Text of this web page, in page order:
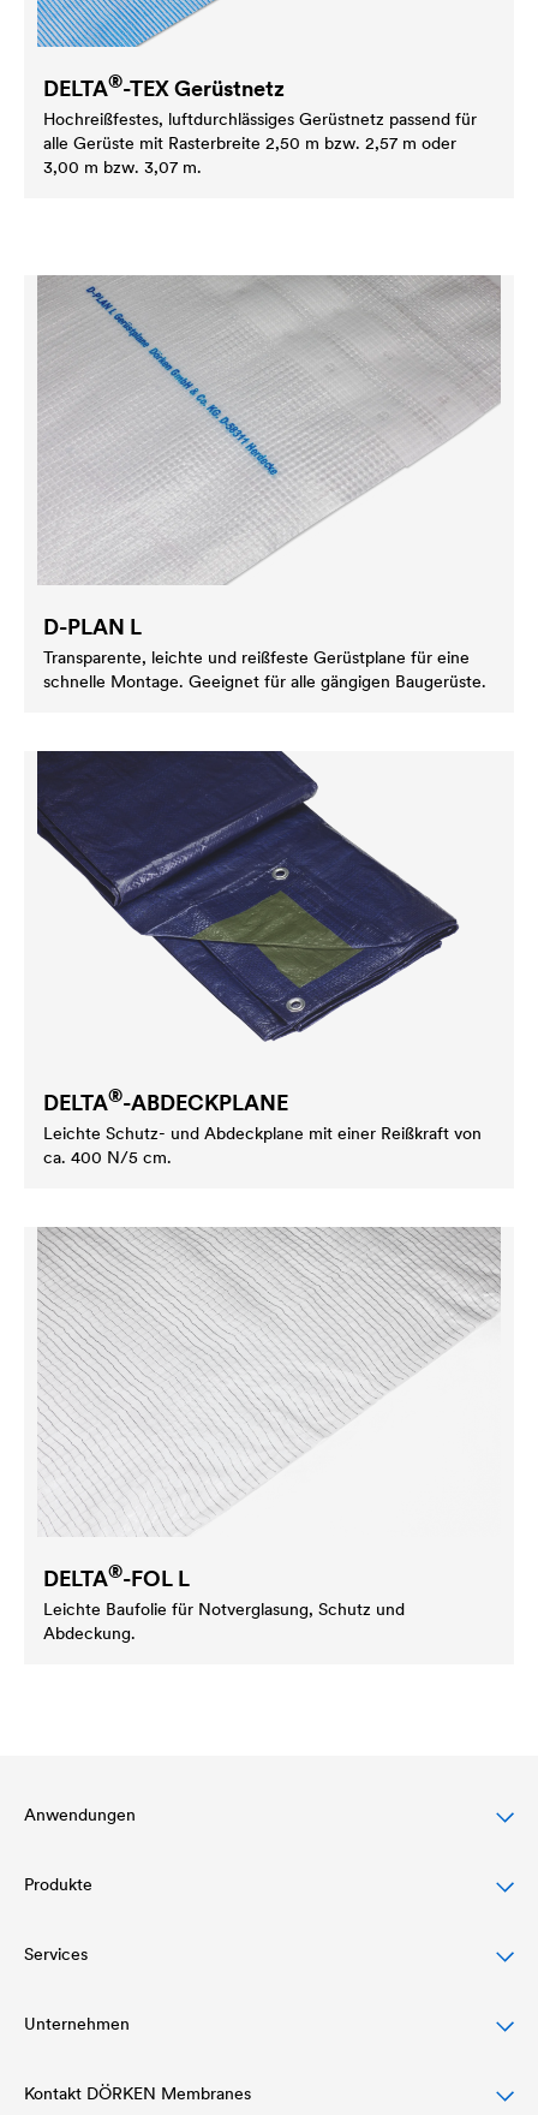
DELTA®-TEX Gerüstnetz
Hochreißfestes, luftdurchlässiges Gerüstnetz passend für
alle Gerüste mit Rasterbreite 2,50 m bzw. 2,57 m oder
3,00 m bzw. 3,07 m.
D-PLAN L
Transparente, leichte und reißfeste Gerüstplane für eine
schnelle Montage. Geeignet für alle gängigen Baugerüste.
DELTA®-ABDECKPLANE
Leichte Schutz- und Abdeckplane mit einer Reißkraft von
ca. 400 N/5 cm.
DELTA®-FOL L
Leichte Baufolie für Notverglasung, Schutz und
Abdeckung.
Anwendungen
Steildachschutz
Fassadenschutz & -gestaltung
Flachdachschutz & -drainage
Bauwerksabdichtung & Drainage
Produkte
Dachbahnen
Luft- und Dampfsperren
Klebeprogramm und Dachzubehör
Services
Download
Referenzen
Unternehmen
Struktur
Kontakt DÖRKEN Membranes